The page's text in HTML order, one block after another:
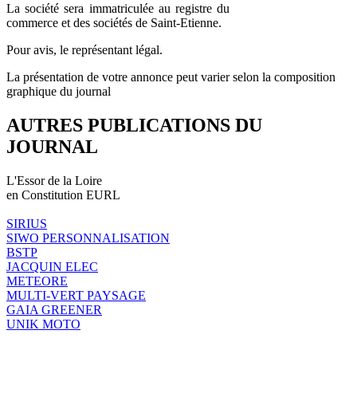
La société sera immatriculée au registre du
commerce et des sociétés de Saint-Etienne.
Pour avis, le représentant légal.
La présentation de votre annonce peut varier selon la composition
graphique du journal
AUTRES PUBLICATIONS DU
JOURNAL
L'Essor de la Loire
en Constitution EURL
SIRIUS
SIWO PERSONNALISATION
BSTP
JACQUIN ELEC
METEORE
MULTI-VERT PAYSAGE
GAIA GREENER
UNIK MOTO